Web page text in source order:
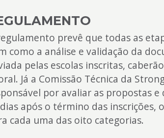
prevê que todas as
como a análise e validação da
pelas escolas inscritas,
Já a Comissão Técnica da
por avaliar as propostas e
após o término das inscrições,
cada uma das oito categorias.